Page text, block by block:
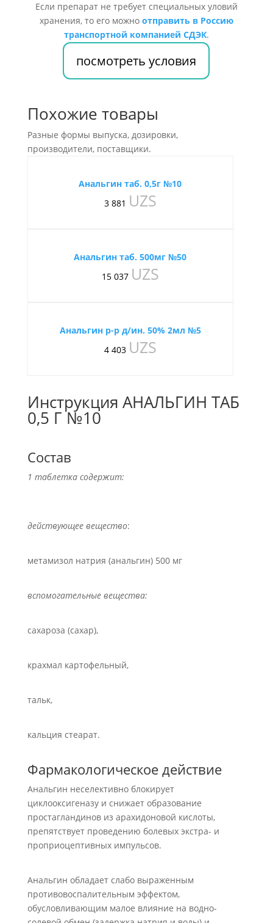
Если препарат не требует специальных уловий
хранения, то его можно отправить в Россию
транспортной компанией СДЭК.
посмотреть условия
Похожие товары
Разные формы выпуска, дозировки,
производители, поставщики.
Анальгин таб. 0,5г №10
3 881 UZS
Анальгин таб. 500мг №50
15 037 UZS
Анальгин р-р д/ин. 50% 2мл №5
4 403 UZS
Инструкция АНАЛЬГИН ТАБ
0,5 Г №10
Состав
1 таблетка содержит:
действующее вещество:
метамизол натрия (анальгин) 500 мг
вспомогательные вещества:
сахароза (сахар),
крахмал картофельный,
тальк,
кальция стеарат.
Фармакологическое действие
Анальгин неселективно блокирует
циклооксигеназу и снижает образование
простагландинов из арахидоновой кислоты,
препятствует проведению болевых экстра- и
проприоцептивных импульсов.
Анальгин обладает слабо выраженным
противовоспалительным эффектом,
обусловливающим малое влияние на водно-